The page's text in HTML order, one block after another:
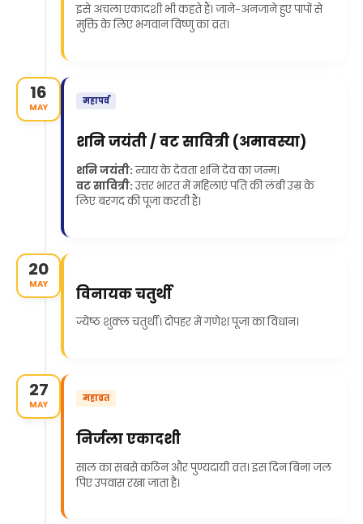
इसे अचला एकादशी भी कहते हैं। जाने-अनजाने हुए पापों से
मुक्ति के लिए भगवान विष्णु का व्रत।
16
MAY
महापर्व
शनि जयंती / वट सावित्री (अमावस्या)
शनि जयंती:न्याय के देवता शनि देव का जन्म।
वट सावित्री:उत्तर भारत में महिलाएं पति की लंबी उम्र के
लिए बरगद की पूजा करती हैं।
20
MAY
विनायक चतुर्थी
ज्येष्ठ शुक्ल चतुर्थी। दोपहर में गणेश पूजा का विधान।
27
MAY
महाव्रत
निर्जला एकादशी
साल का सबसे कठिन और पुण्यदायी व्रत। इस दिन बिना जल
पिए उपवास रखा जाता है।